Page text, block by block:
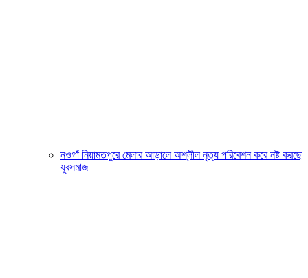
নওগাঁ নিয়ামতপুরে মেলার আড়ালে অশ্লীল নৃত্য পরিবেশন করে নষ্ট করছে
যুবসমাজ